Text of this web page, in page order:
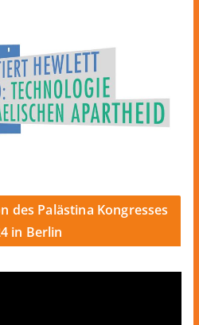
des Palästina Kongresses
in Berlin